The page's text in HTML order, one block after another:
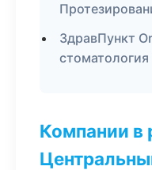
ЗдравПункт
стоматология
Компании в